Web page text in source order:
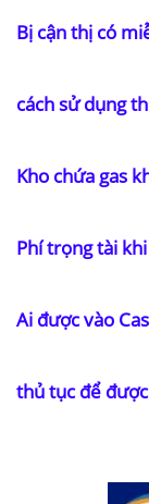
Bị cận thị có
cách sử dụng
Kho chứa gas
Phí trọng tài
Ai được vào
thủ tục để